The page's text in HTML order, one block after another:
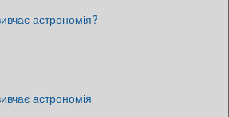
астрономія?
астрономія